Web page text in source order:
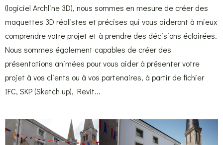
(logiciel Archline 3D), nous sommes en mesure de créer des
maquettes 3D réalistes et précises qui vous aideront à mieux
comprendre votre projet et à prendre des décisions éclairées.
Nous sommes également capables de créer des
présentations animées pour vous aider à présenter votre
projet à vos clients ou à vos partenaires, à partir de fichier
IFC, SKP (Sketch up), Revit...